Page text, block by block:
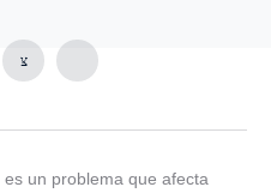
es un problema que afecta